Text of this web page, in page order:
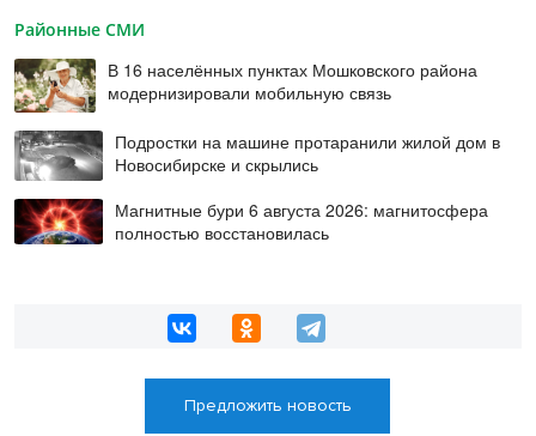
Районные СМИ
В 16 населённых пунктах Мошковского района
модернизировали мобильную связь
Подростки на машине протаранили жилой дом в
Новосибирске и скрылись
Магнитные бури 6 августа 2026: магнитосфера
полностью восстановилась
Предложить новость